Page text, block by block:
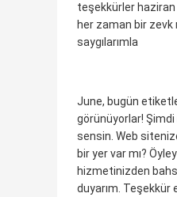
teşekkürler haziran
her zaman bir
saygılarımla
June, bugün
görünüyorlar!
sensin. Web
bir yer var mı?
hizmetinizden
duyarım. Teşekkür